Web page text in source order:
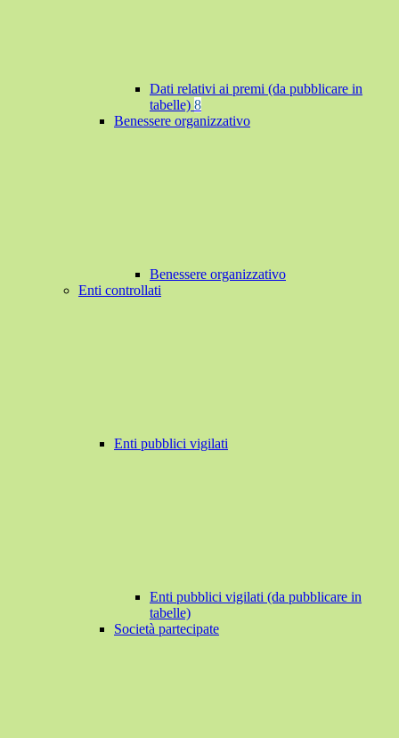
Dati relativi ai premi (da pubblicare in
tabelle) 8
Benessere organizzativo
Benessere organizzativo
Enti controllati
Enti pubblici vigilati
Enti pubblici vigilati (da pubblicare in
tabelle)
Società partecipate